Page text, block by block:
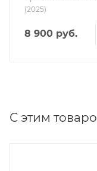
(2025)
8 900 руб.
С этим